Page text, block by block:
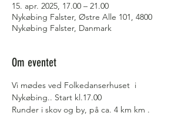
15. apr. 2025, 17.00 – 21.00
Nykøbing Falster, Østre Alle 101, 4800
Nykøbing Falster, Danmark
Om eventet
Vi mødes ved Folkedanserhuset  i
Nykøbing.. Start kl.17.00
Runder i skov og by, på ca. 4 km km .